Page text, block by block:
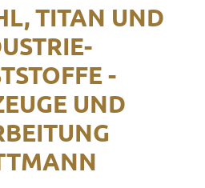
TITAN UND
-
UND